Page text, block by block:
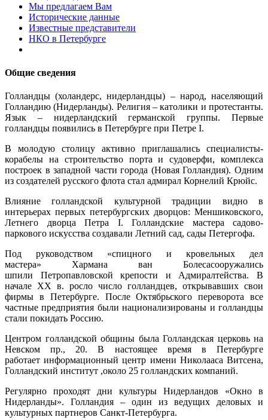
Мы предлагаем Вам
Исторические данные
Известные представители
НКО в Петербурге
Общие сведения
Голландцы (холандерс, нидерландцы) – народ, населяющий
Голландию (Нидерланды). Религия – католики и протестанты.
Язык – нидерландский германской группы. Первые
голландцы появились в Петербурге при Петре I.
В молодую столицу активно приглашались специалисты-
корабелы на строительство порта и судоверфи, комплекса
построек в западной части города (Новая Голландия). Одним
из создателей русского флота стал адмирал Корнелий Крюйc.
Влияние голландской культурной традиции видно в
интерьерах первых петербургских дворцов: Меншиковского,
Летнего дворца Петра I. Голландские мастера садово-
паркового искусства создавали Летний сад, сады Петергофа.
Под руководством «спицного и кровельных дел
мастера» Хармана ван Болесасооружались
шпили Петропавловской крепости и Адмиралтейства. В
начале XX в. росло число голландцев, открывавших свои
фирмы в Петербурге. После Октябрьского переворота все
частные предприятия были национализированы и голландцы
стали покидать Россию.
Центром голландской общины была Голландская церковь на
Невском пр., 20. В настоящее время в Петербурге
работает информационный центр имени Николааса Витсена,
Голландский институт ,около 25 голландских компаний.
Регулярно проходят дни культуры Нидерландов «Окно в
Нидерланды». Голландия – один из ведущих деловых и
культурных партнеров Санкт-Петербурга.